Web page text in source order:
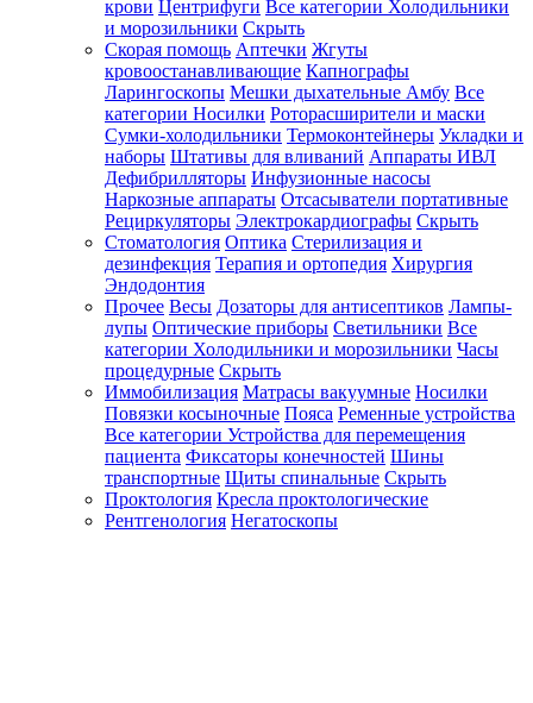
крови Центрифуги Все категории Холодильники
и морозильники Скрыть
Скорая помощь Аптечки Жгуты
кровоостанавливающие Капнографы
Ларингоскопы Мешки дыхательные Амбу Все
категории Носилки Роторасширители и маски
Сумки-холодильники Термоконтейнеры Укладки и
наборы Штативы для вливаний Аппараты ИВЛ
Дефибрилляторы Инфузионные насосы
Наркозные аппараты Отсасыватели портативные
Рециркуляторы Электрокардиографы Скрыть
Стоматология Оптика Стерилизация и
дезинфекция Терапия и ортопедия Хирургия
Эндодонтия
Прочее Весы Дозаторы для антисептиков Лампы-
лупы Оптические приборы Светильники Все
категории Холодильники и морозильники Часы
процедурные Скрыть
Иммобилизация Матрасы вакуумные Носилки
Повязки косыночные Пояса Ременные устройства
Все категории Устройства для перемещения
пациента Фиксаторы конечностей Шины
транспортные Щиты спинальные Скрыть
Проктология Кресла проктологические
Рентгенология Негатоскопы